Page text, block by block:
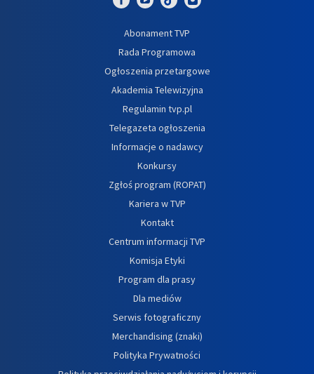
Abonament TVP
Rada Programowa
Ogłoszenia przetargowe
Akademia Telewizyjna
Regulamin tvp.pl
Telegazeta ogłoszenia
Informacje o nadawcy
Konkursy
Zgłoś program (ROPAT)
Kariera w TVP
Kontakt
Centrum informacji TVP
Komisja Etyki
Program dla prasy
Dla mediów
Serwis fotograficzny
Merchandising (znaki)
Polityka Prywatności